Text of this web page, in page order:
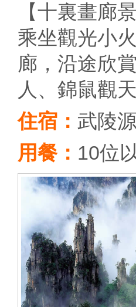
【十裏畫廊
乘坐觀光小
廊，沿途欣
人、錦鼠觀
住宿： 武陵
用餐： 10位